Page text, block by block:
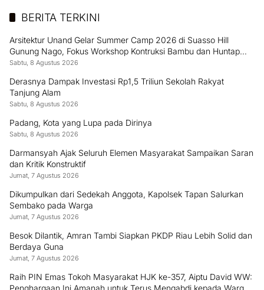
BERITA TERKINI
Arsitektur Unand Gelar Summer Camp 2026 di Suasso Hill
Gunung Nago, Fokus Workshop Kontruksi Bambu dan Huntap
Kayu
Sabtu, 8 Agustus 2026
Derasnya Dampak Investasi Rp1,5 Triliun Sekolah Rakyat
Tanjung Alam
Sabtu, 8 Agustus 2026
Padang, Kota yang Lupa pada Dirinya
Sabtu, 8 Agustus 2026
Darmansyah Ajak Seluruh Elemen Masyarakat Sampaikan Saran
dan Kritik Konstruktif
Jumat, 7 Agustus 2026
Dikumpulkan dari Sedekah Anggota, Kapolsek Tapan Salurkan
Sembako pada Warga
Jumat, 7 Agustus 2026
Besok Dilantik, Amran Tambi Siapkan PKDP Riau Lebih Solid dan
Berdaya Guna
Jumat, 7 Agustus 2026
Raih PIN Emas Tokoh Masyarakat HJK ke-357, Aiptu David WW: